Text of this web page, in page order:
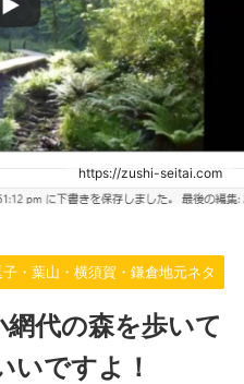
https://zushi-seitai.com
子・葉山・横須賀・鎌倉地元ネタ
代の森を歩いて
いですよ！